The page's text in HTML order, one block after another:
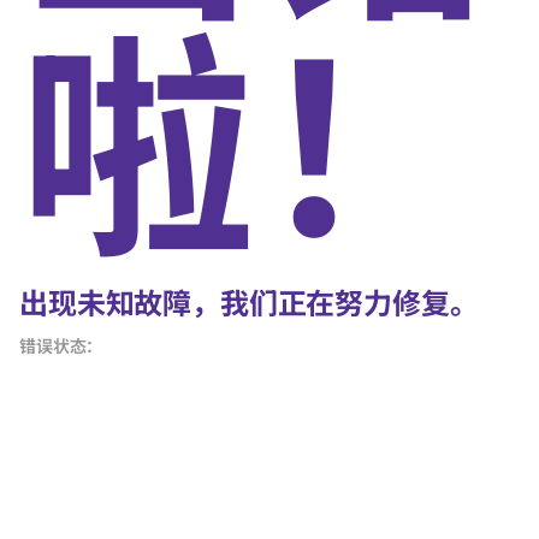
啦！
出现未知故障，我们正在努力修复。
错误状态：